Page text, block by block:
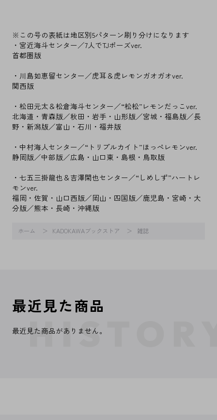
※この号の表紙は地区別5パターン刷り分けになります
・宮近海斗センター／7人でTJポーズver.
首都圏版
・川島如恵留センター／虎耳＆虎レモンガオガオver.
関西版
・松田元太＆松倉海斗センター／“松松”レモンだっこver.
北海道・青森版／秋田・岩手・山形版／宮城・福島版／長
野・新潟版／富山・石川・福井版
・中村海人センター／“トリプルカイト”ほっぺレモンver.
静岡版／中部版／広島・山口東・島根・鳥取版
・七五三掛龍也＆吉澤閑也センター／“しめしず”ハートレ
モンver.
福岡・佐賀・山口西版／岡山・四国版／鹿児島・宮崎・大
分版／熊本・長崎・沖縄版
ホーム KADOKAWAブックストア 雑誌
最近見た商品
最近見た商品がありません。